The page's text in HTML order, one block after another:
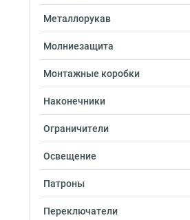
Металлорукав
Молниезащита
Монтажные коробки
Наконечники
Ограничители
Освещение
Патроны
Переключатели